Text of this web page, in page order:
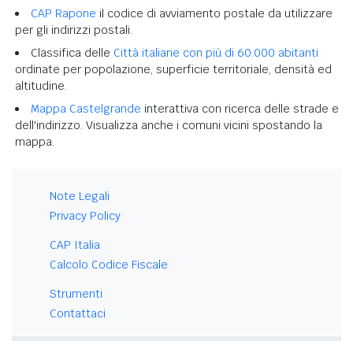
CAP Rapone il codice di avviamento postale da utilizzare
per gli indirizzi postali.
Classifica delle Città italiane con più di 60.000 abitanti
ordinate per popolazione, superficie territoriale, densità ed
altitudine.
Mappa Castelgrande interattiva con ricerca delle strade e
dell'indirizzo. Visualizza anche i comuni vicini spostando la
mappa.
Note Legali
Privacy Policy
CAP Italia
Calcolo Codice Fiscale
Strumenti
Contattaci